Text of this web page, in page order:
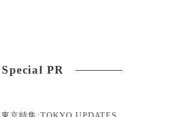
Special PR
東京特集:TOKYO UPDATES